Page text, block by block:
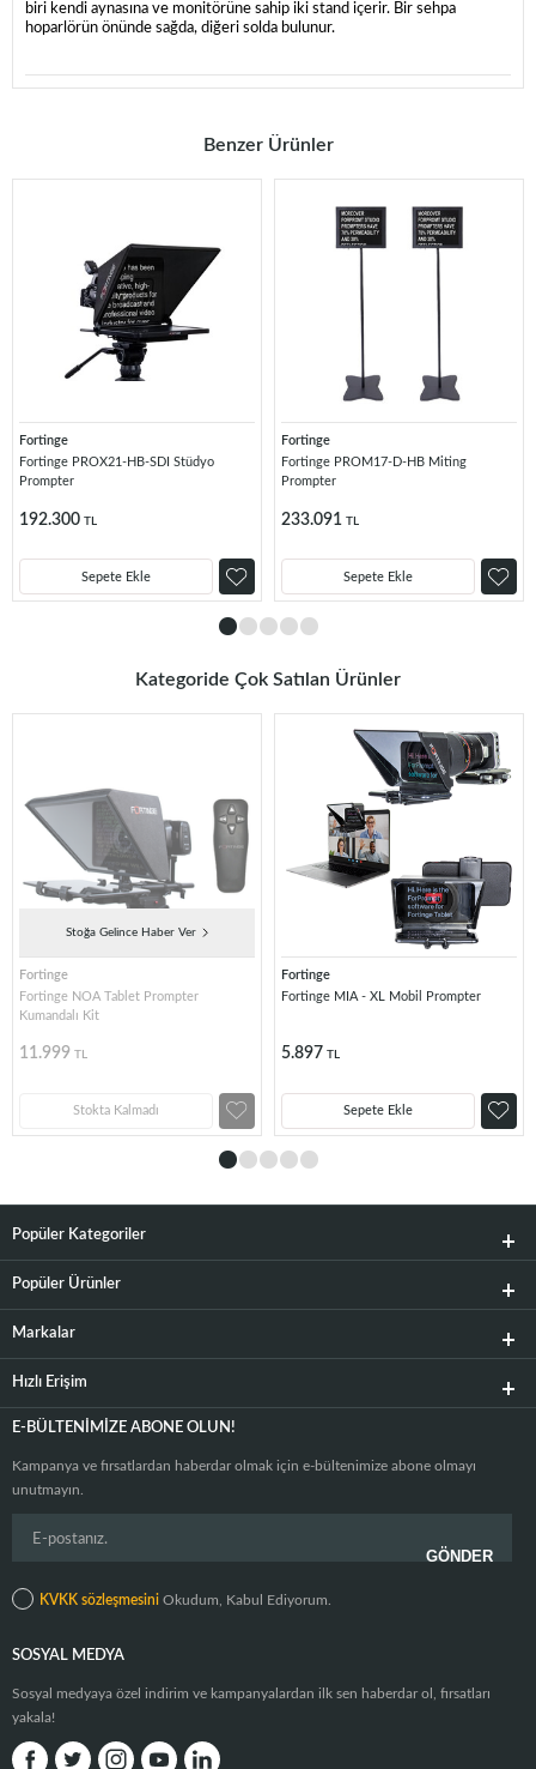
biri kendi aynasına ve monitörüne sahip iki stand içerir. Bir sehpa
hoparlörün önünde sağda, diğeri solda bulunur.
Benzer Ürünler
Fortinge
Fortinge PROX21-HB-SDI Stüdyo
Prompter
192.300 TL
Sepete Ekle
Fortinge
Fortinge PROM17-D-HB Miting
Prompter
233.091 TL
Sepete Ekle
Kategoride Çok Satılan Ürünler
Stoğa Gelince Haber Ver
Fortinge
Fortinge NOA Tablet Prompter
Kumandalı Kit
11.999 TL
Stokta Kalmadı
Fortinge
Fortinge MIA - XL Mobil Prompter
5.897 TL
Sepete Ekle
Popüler Kategoriler
Popüler Ürünler
Markalar
Hızlı Erişim
E-BÜLTENIMIZE ABONE OLUN!
Kampanya ve fırsatlardan haberdar olmak için e-bültenimize abone olmayı
unutmayın.
KVKK sözleşmesini Okudum, Kabul Ediyorum.
SOSYAL MEDYA
Sosyal medyaya özel indirim ve kampanyalardan ilk sen haberdar ol, fırsatları
yakala!